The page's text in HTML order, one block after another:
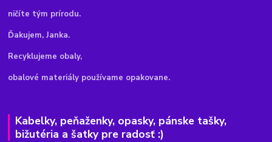
ničíte tým prírodu.
Ďakujem, Janka.
Recyklujeme obaly,
obalové materiály používame opakovane.
Kabelky, peňaženky, opasky, pánske tašky,
bižutéria a šatky pre radosť :)